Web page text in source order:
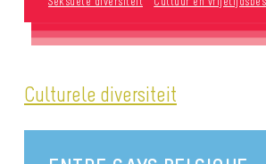
Culturele diversiteit